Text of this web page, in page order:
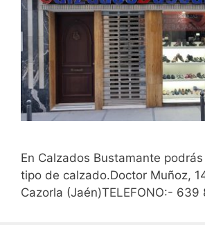
En Calzados Bustamante
tipo de calzado.Doctor Muñoz,
Cazorla (Jaén)TELEFONO:- 639